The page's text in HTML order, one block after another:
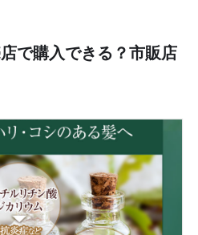
店で購入できる？市販店